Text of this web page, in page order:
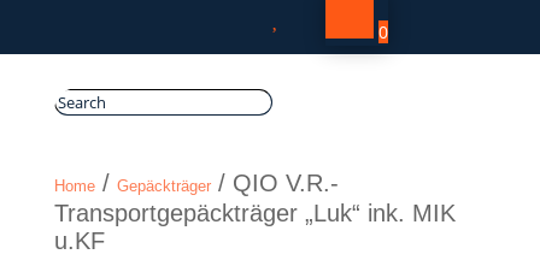
0
Home/ Gepäckträger/ QIO V.R.-
Transportgepäckträger „Luk“ ink. MIK
u.KF